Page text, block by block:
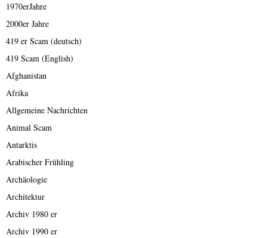
1970erJahre
2000er Jahre
419 er Scam (deutsch)
419 Scam (English)
Afghanistan
Afrika
Allgemeine Nachrichten
Animal Scam
Antarktis
Arabischer Frühling
Archäologie
Architektur
Archiv 1980 er
Archiv 1990 er